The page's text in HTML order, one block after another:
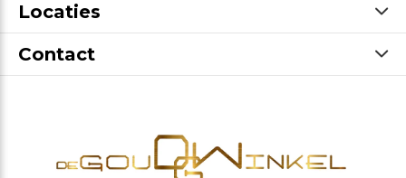
Locaties
Contact